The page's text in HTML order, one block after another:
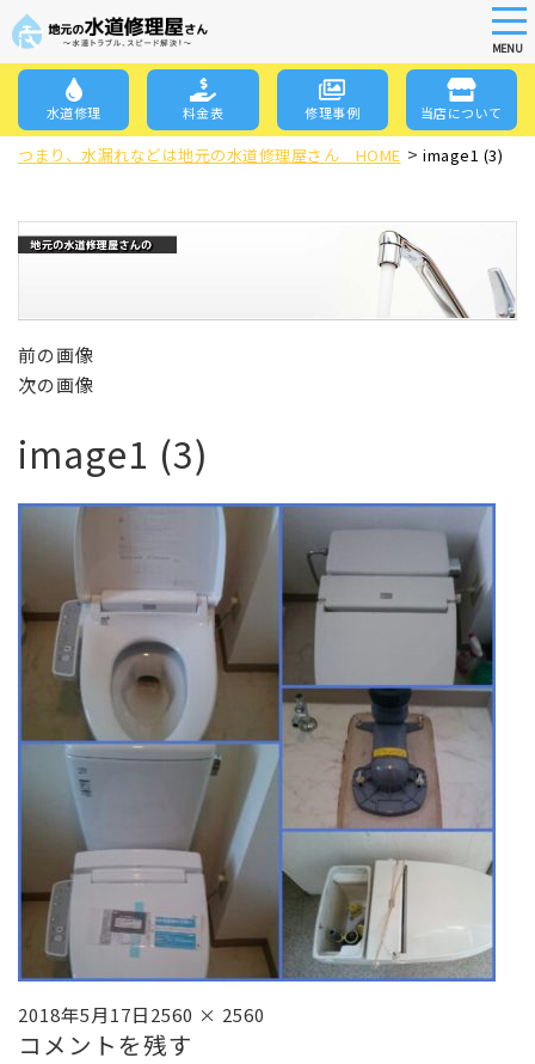
Skip
main
content
MENU
水道修理 料金表 修理事例 当店について
つまり、水漏れなどは地元の水道修理屋さん HOME > image1 (3)
前の画像
次の画像
image1 (3)
投
稿
2018年5月17日フ
ル
2560 × 2560
コメントを残す